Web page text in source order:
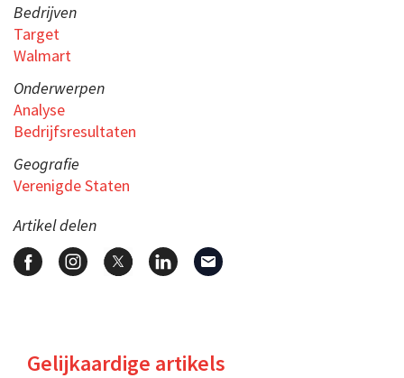
Bedrijven
Target
Walmart
Onderwerpen
Analyse
Bedrijfsresultaten
Geografie
Verenigde Staten
Artikel delen
Gelijkaardige artikels